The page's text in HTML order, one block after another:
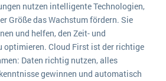
- Ein Leitfaden für Unternehmen
nutzen intelligente Technologien,
Größe das Wachstum fördern. Sie
und helfen, den Zeit- und
optimieren. Cloud First ist der richtige
Daten richtig nutzen, alles
gewinnen und automatisch